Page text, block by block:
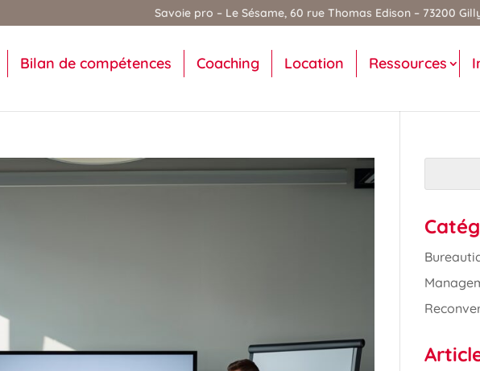
Savoie pro – Le Sésame, 60 rue Thomas Edison – 73200
Bilan de compétences Coaching Location Ressources